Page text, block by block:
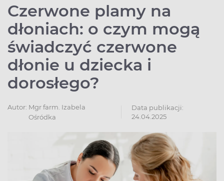
Czerwone plamy na
dłoniach: o czym mogą
świadczyć czerwone
dłonie u dziecka i
dorosłego?
Autor: Mgr farm. Izabela
Ośródka
Data publikacji:
24.04.2025